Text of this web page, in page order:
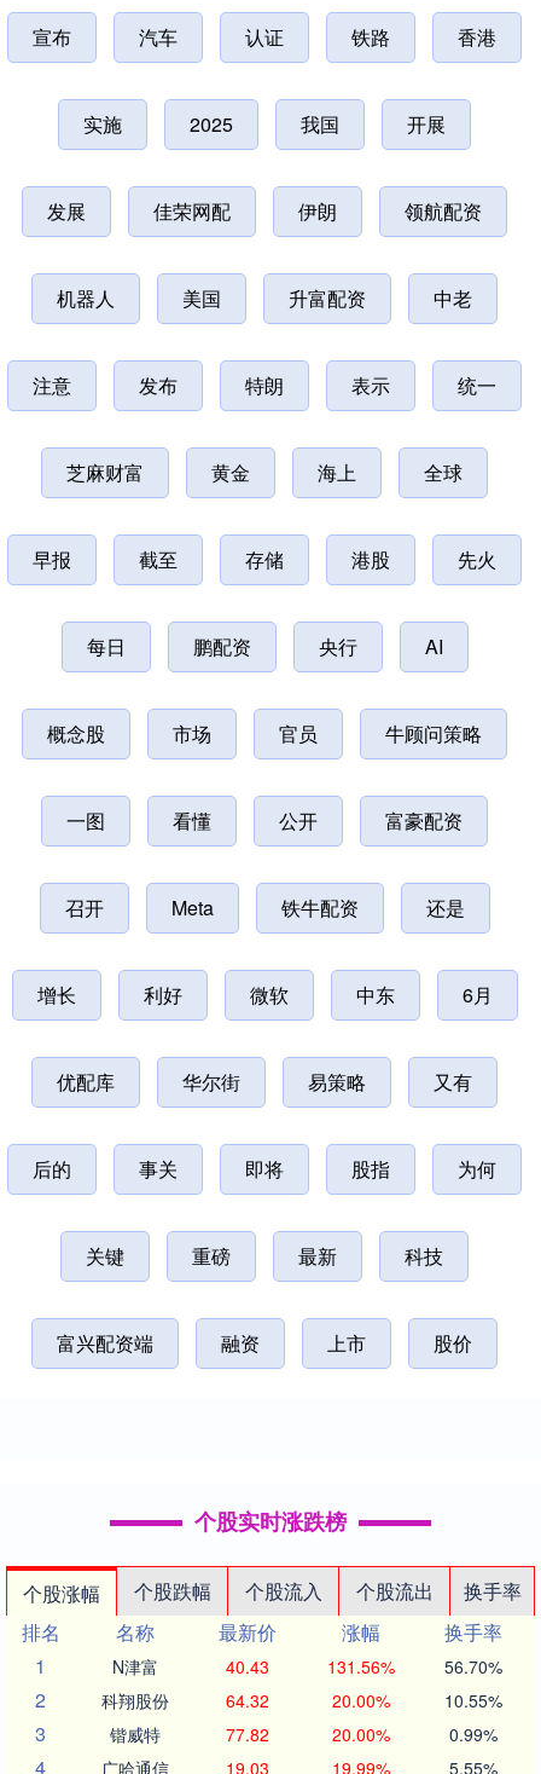
宣布 汽车 认证 铁路 香港
实施 2025 我国 开展
发展 佳荣网配 伊朗 领航配资
机器人 美国 升富配资 中老
注意 发布 特朗 表示 统一
芝麻财富 黄金 海上 全球
早报 截至 存储 港股 先火
每日 鹏配资 央行 AI
概念股 市场 官员 牛顾问策略
一图 看懂 公开 富豪配资
召开 Meta 铁牛配资 还是
增长 利好 微软 中东 6月
优配库 华尔街 易策略 又有
后的 事关 即将 股指 为何
关键 重磅 最新 科技
富兴配资端 融资 上市 股价
个股实时涨跌榜
个股涨幅 个股跌幅 个股流入 个股流出
换手率
排名
名称 最新价 涨幅
换手率
1
N津富 40.43 131.56% 56.70%
2 科翔股份 64.32 20.00% 10.55%
3 锴威特 77.82 20.00% 0.99%
4 广哈通信 19.03 19.99% 5.55%